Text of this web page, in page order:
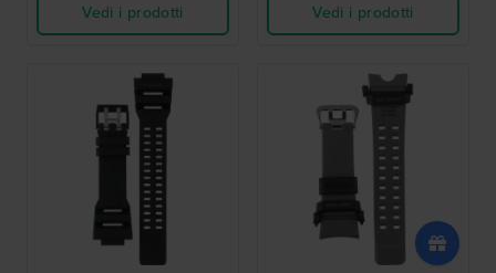
Vedi i prodotti
Vedi i prodotti